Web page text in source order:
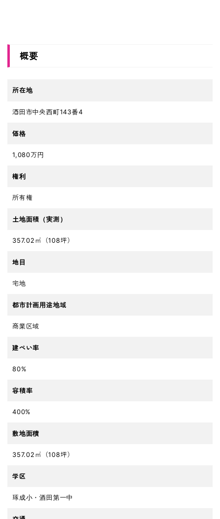
概要
所在地
酒田市中央西町143番4
価格
1,080万円
権利
所有権
土地面積（実測）
357.02㎡（108坪）
地目
宅地
都市計画用途地域
商業区域
建ぺい率
80%
容積率
400%
敷地面積
357.02㎡（108坪）
学区
琢成小・酒田第一中